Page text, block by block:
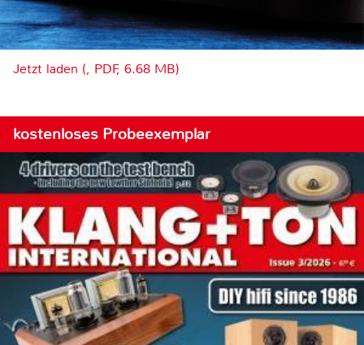
Jetzt laden (, PDF, 6.68 MB)
kostenloses Probeexemplar